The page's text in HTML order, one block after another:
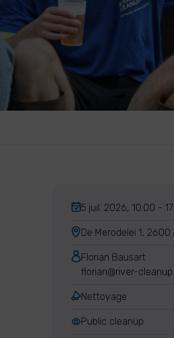
5 juil. 2026, 10:00 -
De Merodelei 1,
Florian Bausart
florian@river-
Nettoyage
Public cleanup